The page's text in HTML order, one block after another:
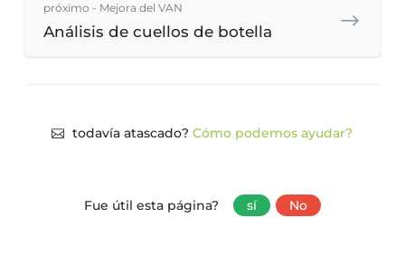
próximo - Mejora del VAN
Análisis de cuellos de botella
todavía atascado?Cómo podemos ayudar?
Fue útil esta página? sí No